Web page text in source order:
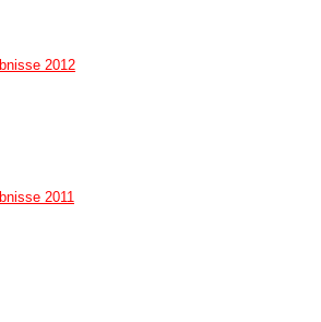
2012
2011